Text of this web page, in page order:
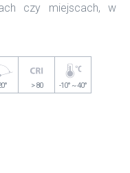
czy miejscach, w
> 80 -10° ~ 40°